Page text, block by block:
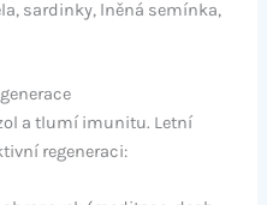
sardinky, lněná semínka,
a tlumí imunitu. Letní
regeneraci: